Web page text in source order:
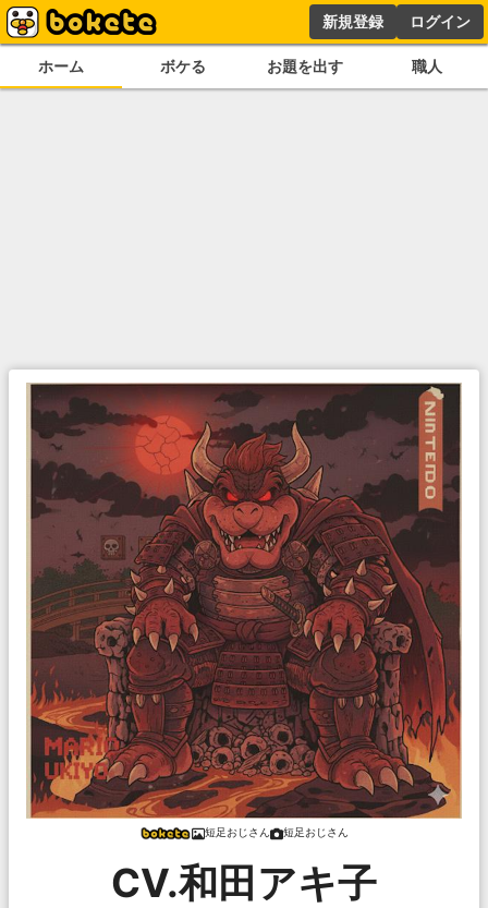
新規登録 ログイン
ホーム ボケる お題を出す 職人
短足おじさん 短足おじさん
CV.和田アキ子